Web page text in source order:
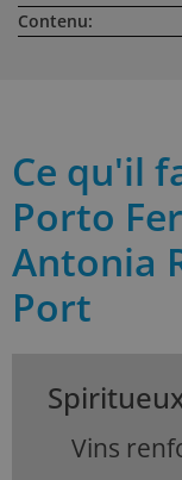
Contenu:
Ce qu'il
Porto
Antonia
Port
Vins